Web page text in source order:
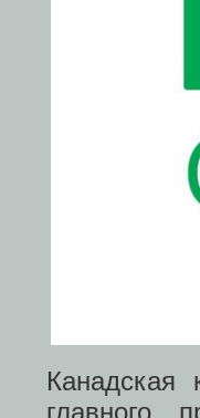
Канадская